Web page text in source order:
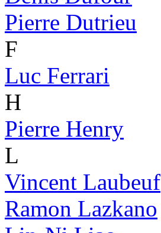
Pierre Dutrieu
F
Luc Ferrari
H
Pierre Henry
L
Vincent Laubeuf
Ramon Lazkano